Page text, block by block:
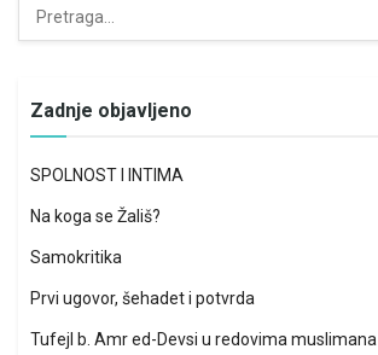
Zadnje objavljeno
SPOLNOST I INTIMA
Na koga se Žališ?
Samokritika
Prvi ugovor, šehadet i potvrda
Tufejl b. Amr ed-Devsi u redovima muslimana